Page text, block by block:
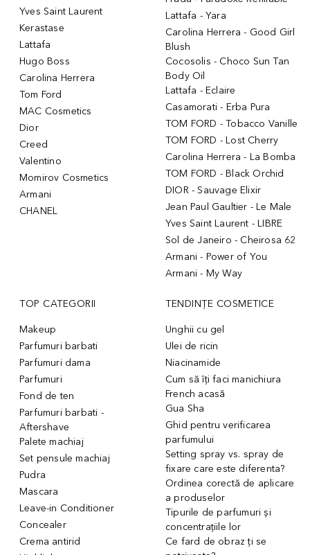
Yves Saint Laurent
Kerastase
Lattafa
Hugo Boss
Carolina Herrera
Tom Ford
MAC Cosmetics
Dior
Creed
Valentino
Momirov Cosmetics
Armani
CHANEL
Lattafa - Yara
Carolina Herrera - Good Girl
Blush
Cocosolis - Choco Sun Tan
Body Oil
Lattafa - Eclaire
Casamorati - Erba Pura
TOM FORD - Tobacco Vanille
TOM FORD - Lost Cherry
Carolina Herrera - La Bomba
TOM FORD - Black Orchid
DIOR - Sauvage Elixir
Jean Paul Gaultier - Le Male
Yves Saint Laurent - LIBRE
Sol de Janeiro - Cheirosa 62
Armani - Power of You
Armani - My Way
TOP CATEGORII
Makeup
Parfumuri barbati
Parfumuri dama
Parfumuri
Fond de ten
Parfumuri barbati -
Aftershave
Palete machiaj
Set pensule machiaj
Pudra
Mascara
Leave-in Conditioner
Concealer
Crema antirid
TENDINȚE COSMETICE
Unghii cu gel
Ulei de ricin
Niacinamide
Cum să îți faci manichiura
French acasă
Gua Sha
Ghid pentru verificarea
parfumului
Setting spray vs. spray de
fixare care este diferenta?
Ordinea corectă de aplicare
a produselor
Tipurile de parfumuri și
concentrațiile lor
Ce fard de obraz ți se